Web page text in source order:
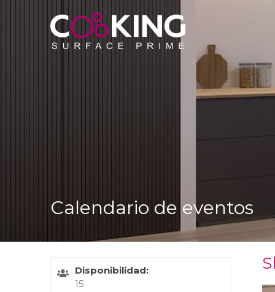
Calendario de eventos
Disponibilidad:
15